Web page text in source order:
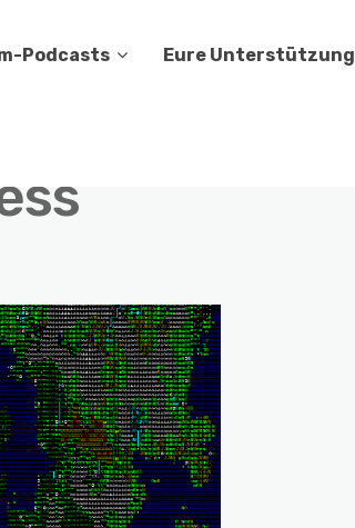
Podcasts Eure Unterstützung